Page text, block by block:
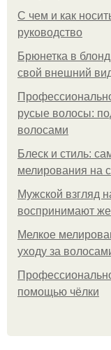
С чем и как
руководство
Брюнетка в
свой внешний
русые волосы:
волосами
Блеск и стиль:
мелирования на
Мужской взгляд
воспринимают
Мелкое
уходу за
помощью чёлки